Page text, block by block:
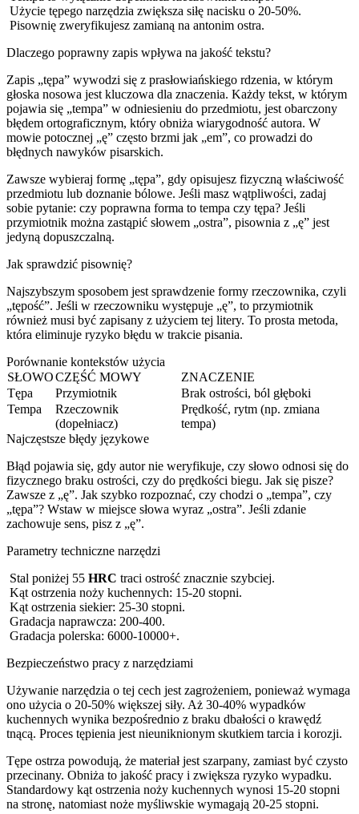
Użycie tępego narzędzia zwiększa siłę nacisku o 20-50%.
Pisownię zweryfikujesz zamianą na antonim ostra.
Dlaczego poprawny zapis wpływa na jakość tekstu?
Zapis „tępa” wywodzi się z prasłowiańskiego rdzenia, w którym
głoska nosowa jest kluczowa dla znaczenia. Każdy tekst, w którym
pojawia się „tempa” w odniesieniu do przedmiotu, jest obarczony
błędem ortograficznym, który obniża wiarygodność autora. W
mowie potocznej „ę” często brzmi jak „em”, co prowadzi do
błędnych nawyków pisarskich.
Zawsze wybieraj formę „tępa”, gdy opisujesz fizyczną właściwość
przedmiotu lub doznanie bólowe. Jeśli masz wątpliwości, zadaj
sobie pytanie: czy poprawna forma to tempa czy tępa? Jeśli
przymiotnik można zastąpić słowem „ostra”, pisownia z „ę” jest
jedyną dopuszczalną.
Jak sprawdzić pisownię?
Najszybszym sposobem jest sprawdzenie formy rzeczownika, czyli
„tępość”. Jeśli w rzeczowniku występuje „ę”, to przymiotnik
również musi być zapisany z użyciem tej litery. To prosta metoda,
która eliminuje ryzyko błędu w trakcie pisania.
Porównanie kontekstów użycia
SŁOWOCZĘŚĆ MOWY
ZNACZENIE
Tępa
Przymiotnik
Brak ostrości, ból głęboki
Tempa
Rzeczownik
(dopełniacz)
Prędkość, rytm (np. zmiana
tempa)
Najczęstsze błędy językowe
Błąd pojawia się, gdy autor nie weryfikuje, czy słowo odnosi się do
fizycznego braku ostrości, czy do prędkości biegu. Jak się pisze?
Zawsze z „ę”. Jak szybko rozpoznać, czy chodzi o „tempa”, czy
„tępa”? Wstaw w miejsce słowa wyraz „ostra”. Jeśli zdanie
zachowuje sens, pisz z „ę”.
Parametry techniczne narzędzi
Stal poniżej 55 HRC traci ostrość znacznie szybciej.
Kąt ostrzenia noży kuchennych: 15-20 stopni.
Kąt ostrzenia siekier: 25-30 stopni.
Gradacja naprawcza: 200-400.
Gradacja polerska: 6000-10000+.
Bezpieczeństwo pracy z narzędziami
Używanie narzędzia o tej cech jest zagrożeniem, ponieważ wymaga
ono użycia o 20-50% większej siły. Aż 30-40% wypadków
kuchennych wynika bezpośrednio z braku dbałości o krawędź
tnącą. Proces tępienia jest nieuniknionym skutkiem tarcia i korozji.
Tępe ostrza powodują, że materiał jest szarpany, zamiast być czysto
przecinany. Obniża to jakość pracy i zwiększa ryzyko wypadku.
Standardowy kąt ostrzenia noży kuchennych wynosi 15-20 stopni
na stronę, natomiast noże myśliwskie wymagają 20-25 stopni.